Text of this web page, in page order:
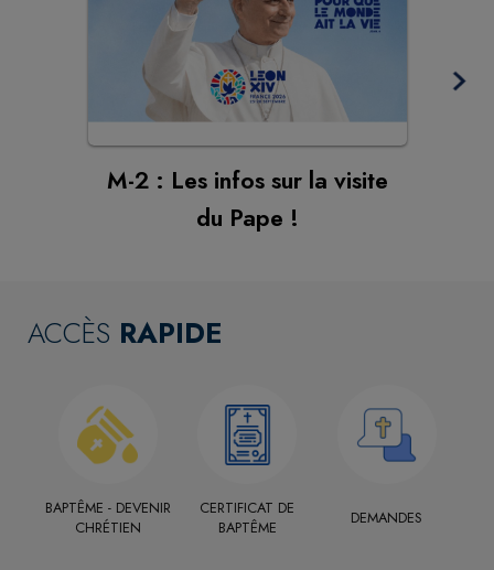
M-2 : Les infos sur la visite
du Pape !
ACCÈS RAPIDE
BAPTÊME - DEVENIR
CHRÉTIEN
CERTIFICAT DE
BAPTÊME
DEMANDES